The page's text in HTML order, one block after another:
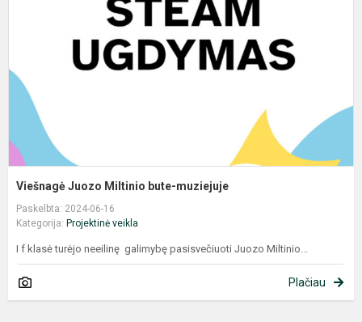
Viešnagė Juozo Miltinio bute-muziejuje
Paskelbta: 2024-06-16
Kategorija: Projektinė veikla
I f klasė turėjo neeilinę galimybę pasisvečiuoti Juozo Miltinio...
Plačiau